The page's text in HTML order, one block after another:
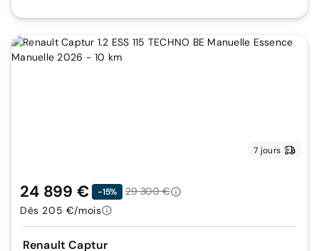
7 jours
Renault Captur
24 899 € -15%
29 300 €
Dès 205 €/mois